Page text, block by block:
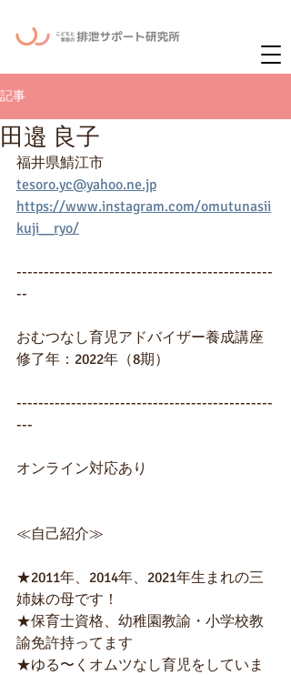
記事
田邉 良子
福井県鯖江市
tesoro.yc@yahoo.ne.jp
https://www.instagram.com/omutunasii
kuji__ryo/
-----------------------------------------------
--
おむつなし育児アドバイザー養成講座
修了年：2022年（8期）
-----------------------------------------------
---
オンライン対応あり
≪自己紹介≫
★2011年、2014年、2021年生まれの三
姉妹の母です！
★保育士資格、幼稚園教諭・小学校教
諭免許持ってます
★ゆる〜くオムツなし育児をしていま